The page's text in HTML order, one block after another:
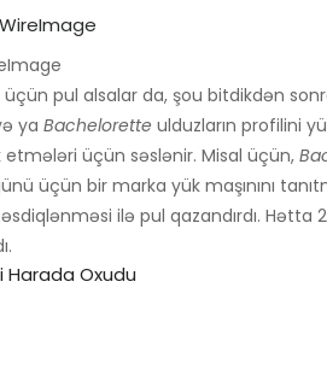
üçün pul alsalar da, şou bitdikdən
ya Bachelorette ulduzların profilini
üçün səslənir. Misal üçün,
üçün bir marka yük maşınını
ilə pul qazandırdı. Hətta
Harada Oxudu